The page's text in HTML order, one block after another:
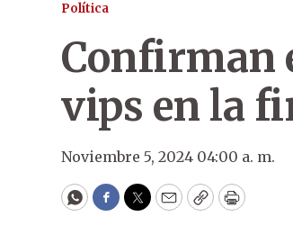
Política
Confirman
vips en la
Noviembre 5, 2024 04:00 a. m.
WhatsApp
Facebook
Twitter
EmailCopyPrint